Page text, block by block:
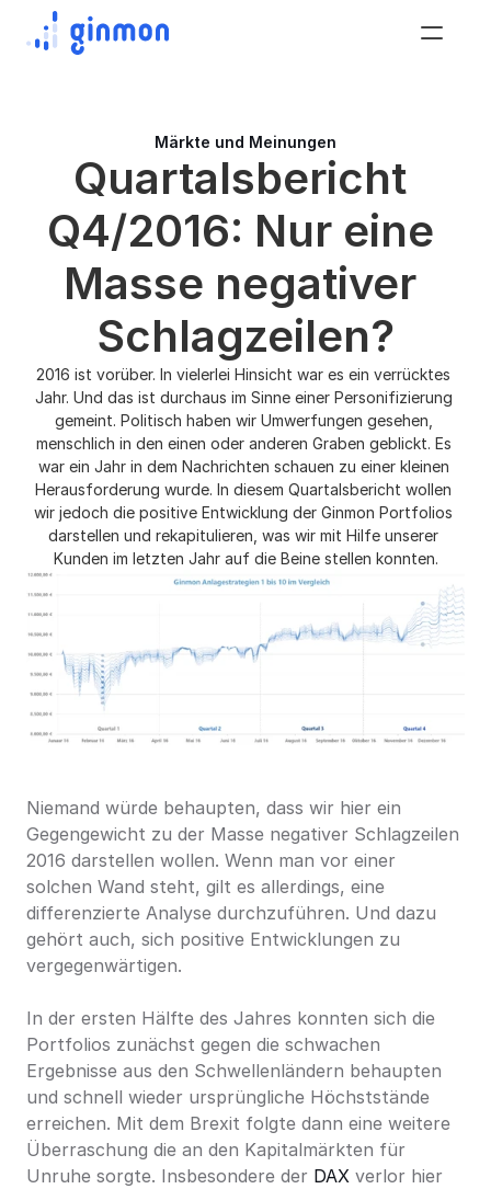
Märkte und Meinungen
Quartalsbericht
Q4/2016: Nur eine
Masse negativer
Schlagzeilen?
2016 ist vorüber. In vielerlei Hinsicht war es ein verrücktes
Jahr. Und das ist durchaus im Sinne einer Personifizierung
gemeint. Politisch haben wir Umwerfungen gesehen,
menschlich in den einen oder anderen Graben geblickt. Es
war ein Jahr in dem Nachrichten schauen zu einer kleinen
Herausforderung wurde. In diesem Quartalsbericht wollen
wir jedoch die positive Entwicklung der Ginmon Portfolios
darstellen und rekapitulieren, was wir mit Hilfe unserer
Kunden im letzten Jahr auf die Beine stellen konnten.
Niemand würde behaupten, dass wir hier ein
Gegengewicht zu der Masse negativer Schlagzeilen
2016 darstellen wollen. Wenn man vor einer
solchen Wand steht, gilt es allerdings, eine
differenzierte Analyse durchzuführen. Und dazu
gehört auch, sich positive Entwicklungen zu
vergegenwärtigen.
In der ersten Hälfte des Jahres konnten sich die
Portfolios zunächst gegen die schwachen
Ergebnisse aus den Schwellenländern behaupten
und schnell wieder ursprüngliche Höchststände
erreichen. Mit dem Brexit folgte dann eine weitere
Überraschung die an den Kapitalmärkten für
Unruhe sorgte. Insbesondere der DAX verlor hier